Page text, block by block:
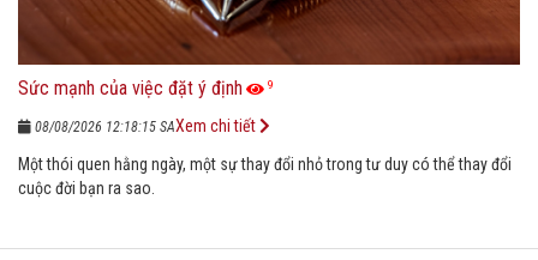
Sức mạnh của việc đặt ý định 9
08/08/2026 12:18:15 SA
Một thói quen hằng ngày, một sự thay đổi nhỏ trong tư duy có thể thay đổi
cuộc đời bạn ra sao.
Xem chi tiết